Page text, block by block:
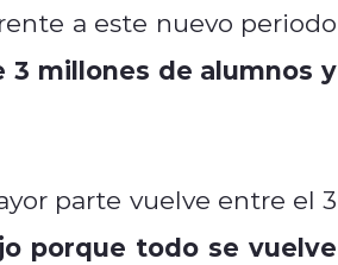
a este nuevo periodo
3 millones de alumnos y
parte vuelve entre el 3
porque todo se vuelve